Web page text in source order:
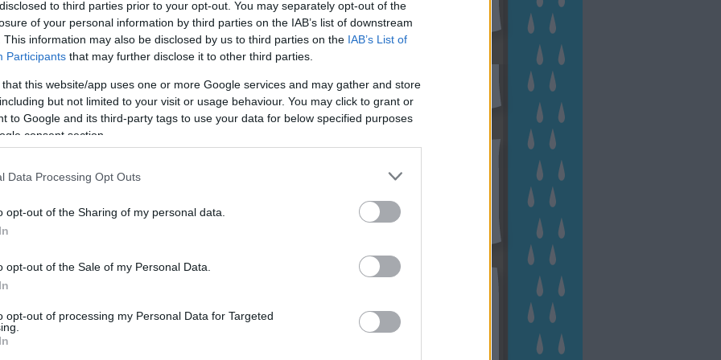
to third parties prior to your opt-out. You may separately opt-out of the
of your personal information by third parties on the IAB’s list of downstream
This information may also be disclosed by us to third parties on the IAB’s List of
Participants that may further disclose it to other third parties.
that this website/app uses one or more Google services and may gather and store
but not limited to your visit or usage behaviour. You may click to grant or
to Google and its third-party tags to use your data for below specified purposes
consent section.
Data Processing Opt Outs
opt-out of the Sharing of my personal data.
opt-out of the Sale of my Personal Data.
opt-out of processing my Personal Data for Targeted
osztozni, pedig a városi társasházak esetében
ez a helyzet. Mivel ilyenkor a rendelkezésre álló
egyszerre mindenkié és senkié,…
madárbirs rhododendron gólyaorr
növényültetés
kert és design
dísznövények társasházi ültetés cserjefélék Potentilla
Kertészete
Hírlevél feliratkozás